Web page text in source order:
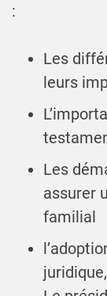
:
Les
leurs
Les
assurer
familial